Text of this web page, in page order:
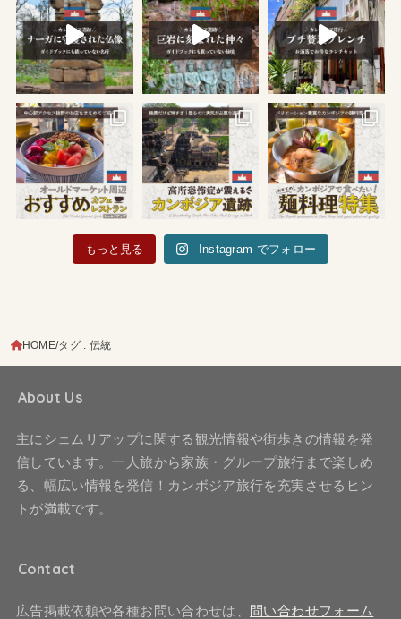
もっと見る Instagram でフォロー
HOME タグ : 伝統
About Us
主にシェムリアップに関する観光情報や街歩きの情報を発
信しています。一人旅から家族・グループ旅行まで楽しめ
る、幅広い情報を発信！カンボジア旅行を充実させるヒン
トが満載です。
Contact
広告掲載依頼や各種お問い合わせは、 問い合わせフォーム